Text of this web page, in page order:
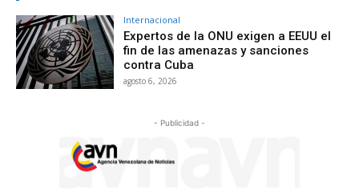
Internacional
Expertos de la ONU exigen a EEUU el
fin de las amenazas y sanciones
contra Cuba
agosto 6, 2026
- Publicidad -